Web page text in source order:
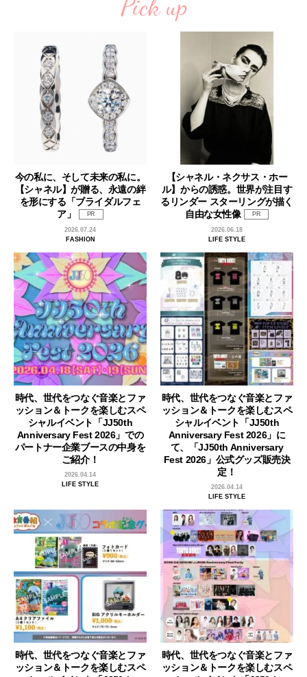
Pick up
今の私に、そして未来の私に。
【シャネル】が贈る、永遠の絆
を形にする「ブライダルフェ
ア」
PR
2026.07.24
FASHION
【シャネル・ネクサス・ホー
ル】からの誘惑。世界が注目す
るリンダー スターリングが描く
自由な女性像
PR
2026.06.18
LIFE STYLE
時代、世代をつなぐ音楽とファ
ッション＆トークを楽しむスペ
シャルイベント「JJ50th
Anniversary Fest 2026」での
パートナー企業ブースの中身を
ご紹介！
2026.04.14
LIFE STYLE
時代、世代をつなぐ音楽とファ
ッション＆トークを楽しむスペ
シャルイベント「JJ50th
Anniversary Fest 2026」に
て、「JJ50th Anniversary
Fest 2026」公式グッズ販売決
定！
2026.04.14
LIFE STYLE
時代、世代をつなぐ音楽とファ
ッション＆トークを楽しむスペ
時代、世代をつなぐ音楽とファ
ッション＆トークを楽しむスペ